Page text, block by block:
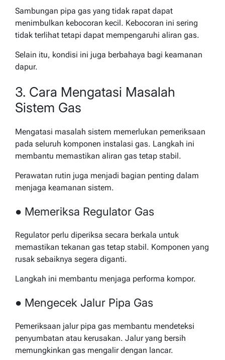
Sambungan pipa gas yang tidak rapat dapat
menimbulkan kebocoran kecil. Kebocoran ini sering
tidak terlihat tetapi dapat mempengaruhi aliran gas.
Selain itu, kondisi ini juga berbahaya bagi keamanan
dapur.
3. Cara Mengatasi Masalah
Sistem Gas
Mengatasi masalah sistem memerlukan pemeriksaan
pada seluruh komponen instalasi gas. Langkah ini
membantu memastikan aliran gas tetap stabil.
Perawatan rutin juga menjadi bagian penting dalam
menjaga keamanan sistem.
● Memeriksa Regulator Gas
Regulator perlu diperiksa secara berkala untuk
memastikan tekanan gas tetap stabil. Komponen yang
rusak sebaiknya segera diganti.
Langkah ini membantu menjaga performa kompor.
● Mengecek Jalur Pipa Gas
Pemeriksaan jalur pipa gas membantu mendeteksi
penyumbatan atau kerusakan. Jalur yang bersih
memungkinkan gas mengalir dengan lancar.